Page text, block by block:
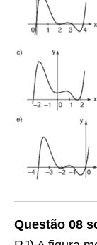
Questão 08